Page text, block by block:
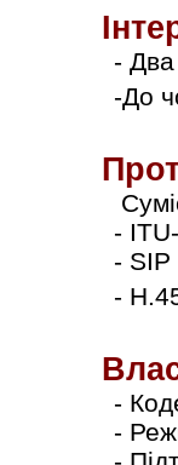
- Два
-До
-
- SIP
-
-
-